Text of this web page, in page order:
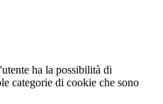
ha la possibilità di
categorie di cookie che sono